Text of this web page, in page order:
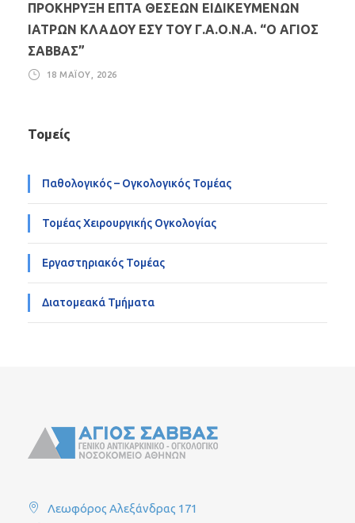
ΠΡΟΚΗΡΥΞΗ ΕΠΤΑ ΘΕΣΕΩΝ ΕΙΔΙΚΕΥΜΕΝΩΝ
ΙΑΤΡΩΝ ΚΛΑΔΟΥ ΕΣΥ ΤΟΥ Γ.Α.Ο.Ν.Α. “Ο ΑΓΙΟΣ
ΣΑΒΒΑΣ”
18 ΜΑΪ́ΟΥ, 2026
Τομείς
Παθολογικός – Ογκολογικός Τομέας
Τομέας Χειρουργικής Ογκολογίας
Εργαστηριακός Τομέας
Διατομεακά Τμήματα
Λεωφόρος Αλεξάνδρας 171